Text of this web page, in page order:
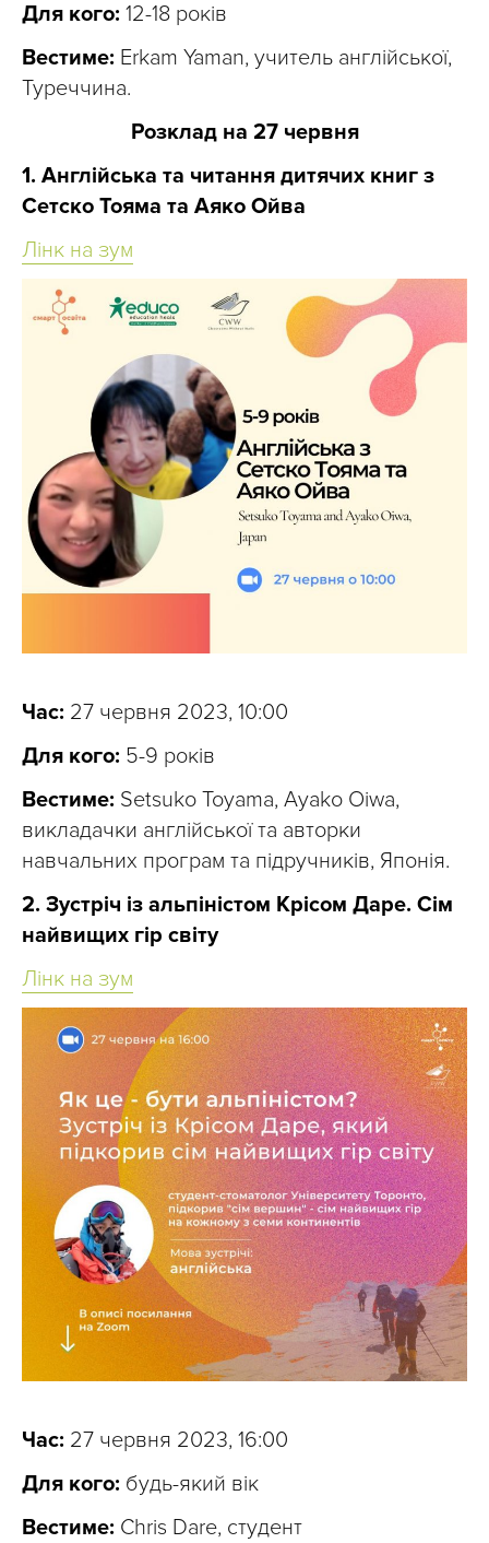
Для кого: 12-18 років
Вестиме: Erkam Yaman, учитель англійської,
Туреччина.
Розклад на 27 червня
1. Англійська та читання дитячих книг з
Сетско Тояма та Аяко Ойва
Лінк на зум
Час: 27 червня 2023, 10:00
Для кого: 5-9 років
Вестиме: Setsuko Toyama, Ayako Oiwa,
викладачки англійської та авторки
навчальних програм та підручників, Японія.
2. Зустріч із альпіністом Крісом Даре. Сім
найвищих гір світу
Лінк на зум
Час: 27 червня 2023, 16:00
Для кого: будь-який вік
Вестиме: Chris Dare, студент